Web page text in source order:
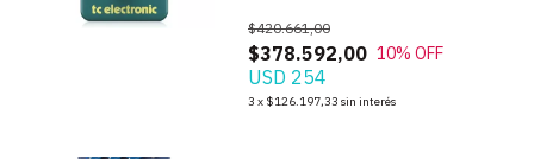
$378.592,00
$420.661,00
10% OFF
USD 254
3 x $126.197,33 sin interés